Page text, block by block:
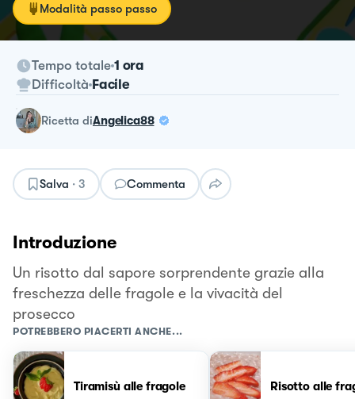
Modalità passo passo
Tempo totale 1 ora
Difficoltà Facile
ricetta diAngelica88
Salva · 3 Commenta
Introduzione
Un risotto dal sapore sorprendente grazie alla
freschezza delle fragole e la vivacità del
prosecco
POTREBBERO PIACERTI ANCHE...
Tiramisù alle fragole Risotto alle